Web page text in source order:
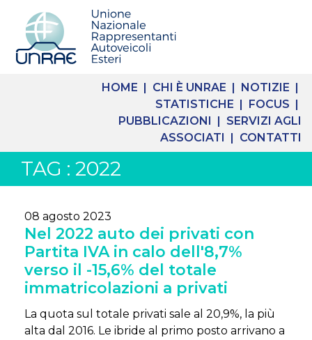
HOME | CHI È UNRAE | NOTIZIE |
STATISTICHE | FOCUS |
PUBBLICAZIONI | SERVIZI AGLI
ASSOCIATI | CONTATTI
TAG : 2022
08 agosto 2023
Nel 2022 auto dei privati con
Partita IVA in calo dell'8,7%
verso il -15,6% del totale
immatricolazioni a privati
La quota sul totale privati sale al 20,9%, la più
alta dal 2016. Le ibride al primo posto arrivano a